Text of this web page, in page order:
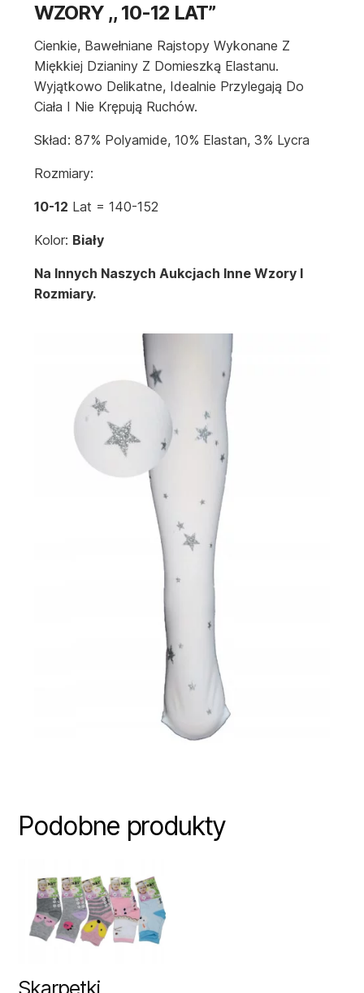
WZORY ,, 10-12 LAT”
Cienkie, Bawełniane Rajstopy Wykonane Z
Miękkiej Dzianiny Z Domieszką Elastanu.
Wyjątkowo Delikatne, Idealnie Przylegają Do
Ciała I Nie Krępują Ruchów.
Skład: 87% Polyamide, 10% Elastan, 3% Lycra
Rozmiary:
10-12 Lat = 140-152
Kolor: Biały
Na Innych Naszych Aukcjach Inne Wzory I
Rozmiary.
Podobne produkty